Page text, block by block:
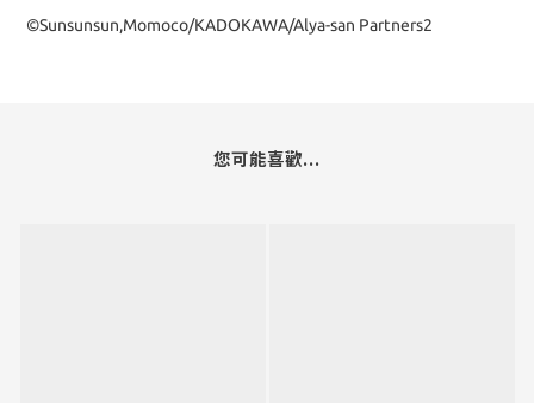
©Sunsunsun,Momoco/KADOKAWA/Alya-san Partners2
您可能喜歡...